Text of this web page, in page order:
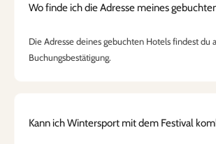
Wo finde ich die Adresse meines
Die Adresse deines gebuchten Hotels findest du
Buchungsbestätigung.
Kann ich Wintersport mit dem Festival